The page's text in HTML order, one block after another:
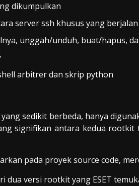
dikumpulkan
server ssh khusus yang berjalan
unggah/unduh, buat/hapus,
arbitrer dan skrip python
sedikit berbeda, hanya
signifikan antara kedua
pada proyek source code,
dua versi rootkit yang ESET